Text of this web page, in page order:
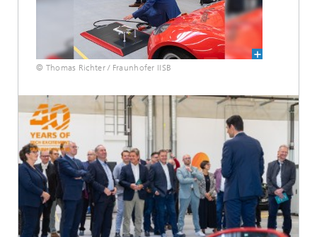
© Thomas Richter / Fraunhofer IISB